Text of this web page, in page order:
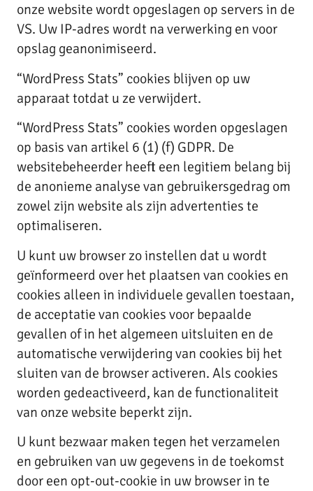
onze website wordt opgeslagen op servers in de
VS. Uw IP-adres wordt na verwerking en voor
opslag geanonimiseerd.
“WordPress Stats” cookies blijven op uw
apparaat totdat u ze verwijdert.
“WordPress Stats” cookies worden opgeslagen
op basis van artikel 6 (1) (f) GDPR. De
websitebeheerder heeft een legitiem belang bij
de anonieme analyse van gebruikersgedrag om
zowel zijn website als zijn advertenties te
optimaliseren.
U kunt uw browser zo instellen dat u wordt
geïnformeerd over het plaatsen van cookies en
cookies alleen in individuele gevallen toestaan,
de acceptatie van cookies voor bepaalde
gevallen of in het algemeen uitsluiten en de
automatische verwijdering van cookies bij het
sluiten van de browser activeren. Als cookies
worden gedeactiveerd, kan de functionaliteit
van onze website beperkt zijn.
U kunt bezwaar maken tegen het verzamelen
en gebruiken van uw gegevens in de toekomst
door een opt-out-cookie in uw browser in te